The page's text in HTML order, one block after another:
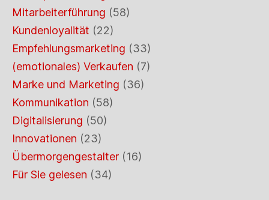
Mitarbeiterführung (58)
Kundenloyalität (22)
Empfehlungsmarketing (33)
(emotionales) Verkaufen (7)
Marke und Marketing (36)
Kommunikation (58)
Digitalisierung (50)
Innovationen (23)
Übermorgengestalter (16)
Für Sie gelesen (34)